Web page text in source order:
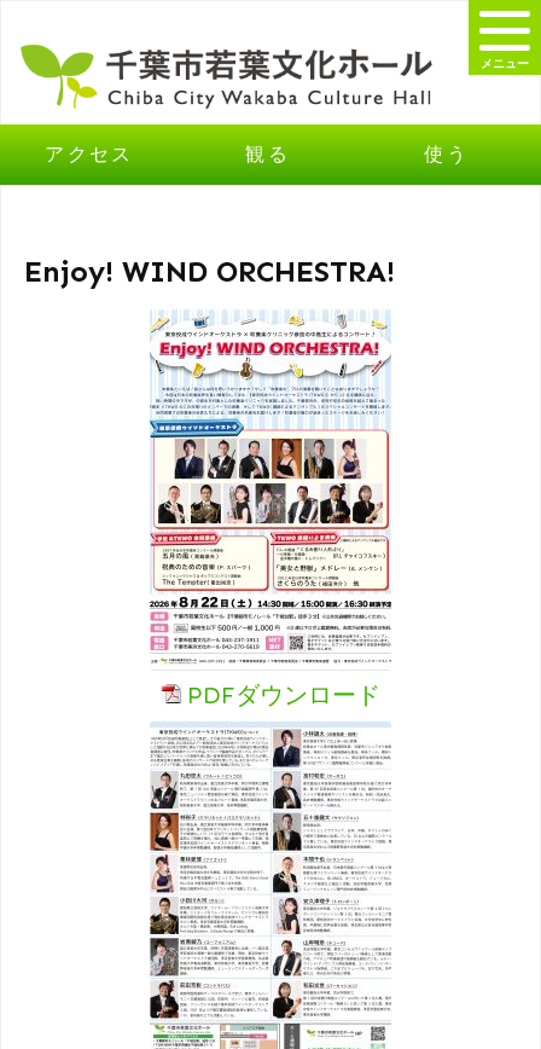
アクセス 観る 使う
メニュー
Enjoy! WIND ORCHESTRA!
PDFダウンロード